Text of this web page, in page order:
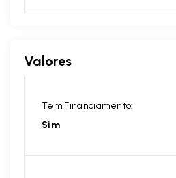
Valores
Tem Financiamento:
Sim